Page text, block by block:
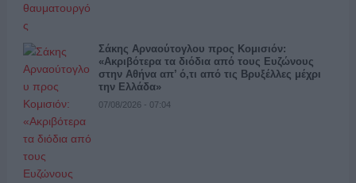
Σάκης Αρναούτογλου προς Κομισιόν:
«Ακριβότερα τα διόδια από τους Ευζώνους
στην Αθήνα απ’ ό,τι από τις Βρυξέλλες μέχρι
την Ελλάδα»
07/08/2026 - 07:04